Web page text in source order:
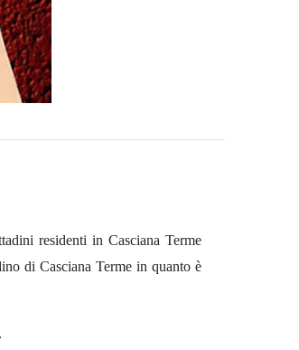
residenti in Casciana Terme
di Casciana Terme in quanto è